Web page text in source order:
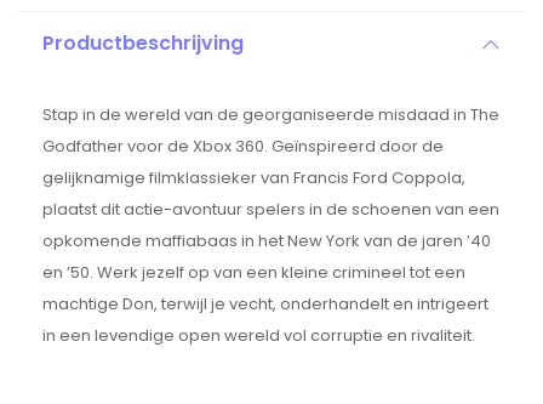
Productbeschrijving
Stap in de wereld van de georganiseerde misdaad in The
Godfather voor de Xbox 360. Geïnspireerd door de
gelijknamige filmklassieker van Francis Ford Coppola,
plaatst dit actie-avontuur spelers in de schoenen van een
opkomende maffiabaas in het New York van de jaren ’40
en ’50. Werk jezelf op van een kleine crimineel tot een
machtige Don, terwijl je vecht, onderhandelt en intrigeert
in een levendige open wereld vol corruptie en rivaliteit.